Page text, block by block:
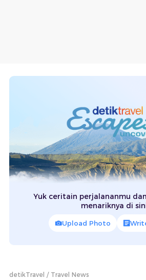
Yuk ceritain perjalananmu
menariknya di
Upload Photo
detikTravel Travel News